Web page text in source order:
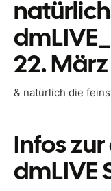
22. März
& natürlich die
Infos
dmLIVE